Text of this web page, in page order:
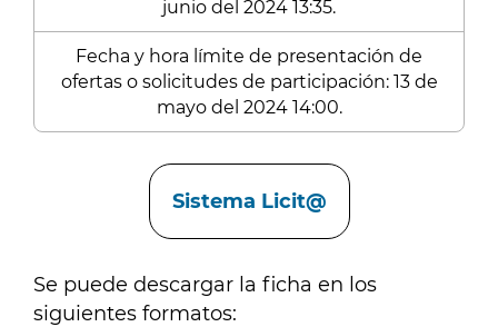
junio del 2024 13:35.
Fecha y hora límite de presentación de
ofertas o solicitudes de participación: 13 de
mayo del 2024 14:00.
Sistema Licit@
Se puede descargar la ficha en los
siguientes formatos: